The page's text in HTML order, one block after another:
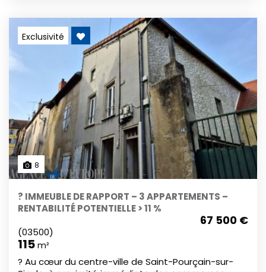
parquets anciens apportent un cachet chaleureux
à l’ensemble. Menuiseries PVC double vitrage.
Appartement sain, nécessitant quelques
rafraîchissements pour révéler tout son potentiel.
Environnement calme, à proximité du centre-ville,
des commerces et des transports.
Exclusivité
8
? IMMEUBLE DE RAPPORT – 3 APPARTEMENTS –
RENTABILITÉ POTENTIELLE > 11 %
67 500 €
(03500)
115 m²
? Au cœur du centre-ville de Saint-Pourçain-sur-